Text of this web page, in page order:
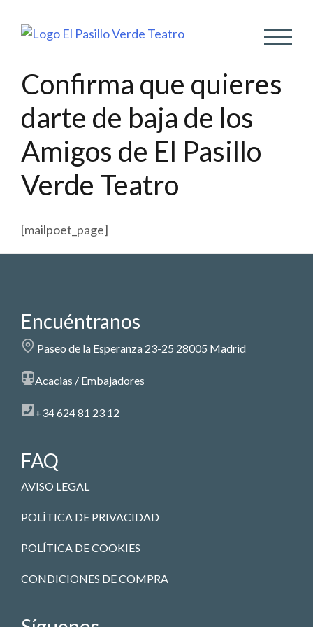
Confirma que quieres
darte de baja de los
Amigos de El Pasillo
Verde Teatro
[mailpoet_page]
Encuéntranos
Paseo de la Esperanza 23-25 28005 Madrid
Acacias / Embajadores
+34 624 81 23 12
FAQ
AVISO LEGAL
POLÍTICA DE PRIVACIDAD
POLÍTICA DE COOKIES
CONDICIONES DE COMPRA